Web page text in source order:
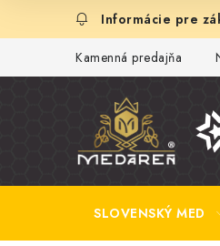
Kamenná predajňa
SLOVENSKÝ MED